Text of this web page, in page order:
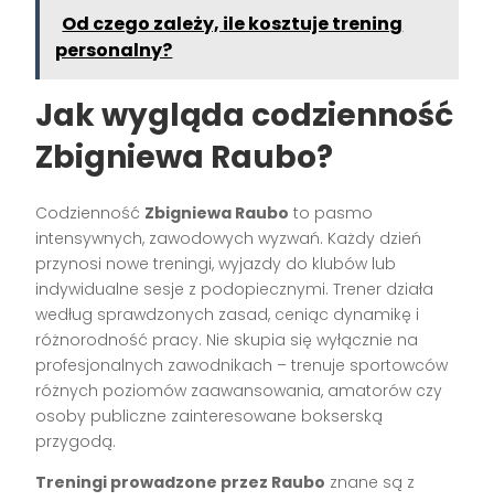
Od czego zależy, ile kosztuje trening
personalny?
Jak wygląda codzienność
Zbigniewa Raubo?
Codzienność Zbigniewa Raubo to pasmo
intensywnych, zawodowych wyzwań. Każdy dzień
przynosi nowe treningi, wyjazdy do klubów lub
indywidualne sesje z podopiecznymi. Trener działa
według sprawdzonych zasad, ceniąc dynamikę i
różnorodność pracy. Nie skupia się wyłącznie na
profesjonalnych zawodnikach – trenuje sportowców
różnych poziomów zaawansowania, amatorów czy
osoby publiczne zainteresowane bokserską
przygodą.
Treningi prowadzone przez Raubo znane są z